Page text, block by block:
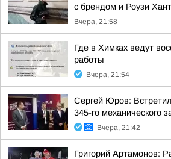
с брендом и Роузи
Вчера, 21:58
Где в Химках ведут
работы
Вчера, 21:54
Сергей Юров:
345-го механического
Вчера, 21:42
Григорий Артамонов: